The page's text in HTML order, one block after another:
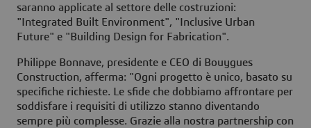
saranno applicate al settore delle costruzioni:
"Integrated Built Environment", "Inclusive Urban
Future" e "Building Design for Fabrication".
Philippe Bonnave, presidente e CEO di Bouygues
Construction, afferma: "Ogni progetto è unico, basato su
specifiche richieste. Le sfide che dobbiamo affrontare per
soddisfare i requisiti di utilizzo stanno diventando
sempre più complesse. Grazie alla nostra partnership con